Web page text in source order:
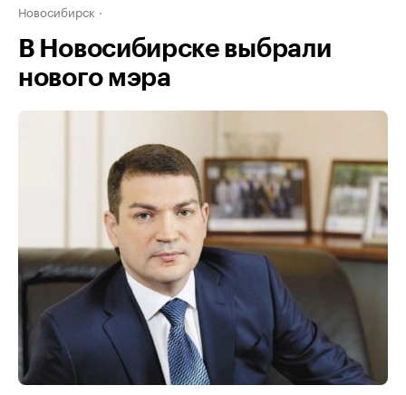
Новосибирск
В Новосибирске выбрали
нового мэра